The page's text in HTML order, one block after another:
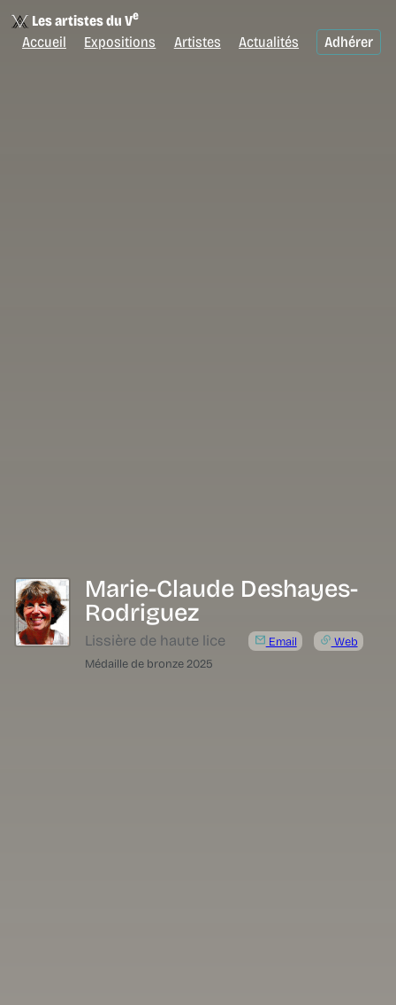
Les artistes du Ve
Accueil Expositions Artistes Actualités Adhérer
Marie-Claude Deshayes-
Rodriguez
Lissière de haute lice Email Web
Médaille de bronze 2025